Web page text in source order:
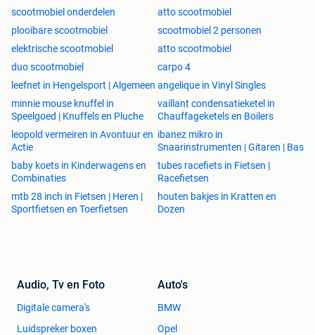
scootmobiel onderdelen
atto scootmobiel
plooibare scootmobiel
scootmobiel 2 personen
elektrische scootmobiel
atto scootmobiel
duo scootmobiel
carpo 4
leefnet in Hengelsport | Algemeen angelique in Vinyl Singles
minnie mouse knuffel in
Speelgoed | Knuffels en Pluche
vaillant condensatieketel in
Chauffageketels en Boilers
leopold vermeiren in Avontuur en
Actie
ibanez mikro in
Snaarinstrumenten | Gitaren | Bas
baby koets in Kinderwagens en
Combinaties
tubes racefiets in Fietsen |
Racefietsen
mtb 28 inch in Fietsen | Heren |
Sportfietsen en Toerfietsen
houten bakjes in Kratten en
Dozen
Audio, Tv en Foto
Digitale camera's
Luidspreker boxen
Auto's
BMW
Opel